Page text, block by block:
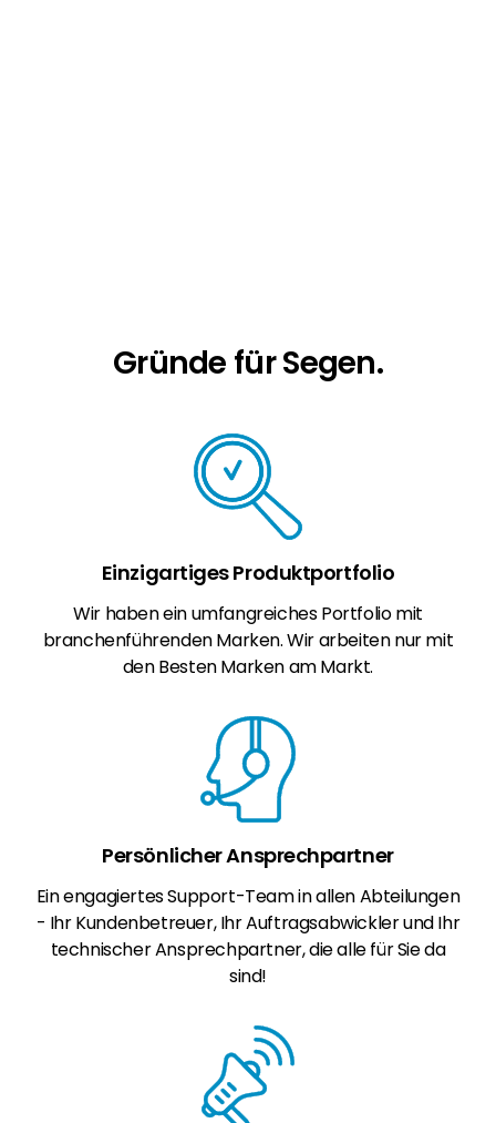
Gründe für Segen.
Einzigartiges Produktportfolio
Wir haben ein umfangreiches Portfolio mit
branchenführenden Marken. Wir arbeiten nur mit
den Besten Marken am Markt.
Persönlicher Ansprechpartner
Ein engagiertes Support-Team in allen Abteilungen
- Ihr Kundenbetreuer, Ihr Auftragsabwickler und Ihr
technischer Ansprechpartner, die alle für Sie da
sind!